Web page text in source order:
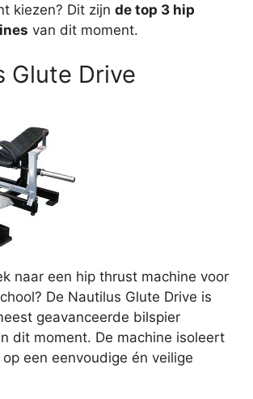
kiezen? Dit zijn de top 3 hip
van dit moment.
Glute Drive
naar een hip thrust machine voor
De Nautilus Glute Drive is
geavanceerde bilspier
dit moment. De machine isoleert
een eenvoudige én veilige